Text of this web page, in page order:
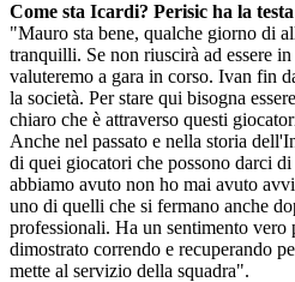
Come sta Icardi? Perisic ha la
"Mauro sta bene, qualche giorno di
tranquilli. Se non riuscirà ad essere
valuteremo a gara in corso. Ivan fin
la società. Per stare qui bisogna
chiaro che è attraverso questi
Anche nel passato e nella storia
di quei giocatori che possono darci
abbiamo avuto non ho mai avuto
uno di quelli che si fermano anche
professionali. Ha un sentimento vero
dimostrato correndo e recuperando
mette al servizio della squadra".